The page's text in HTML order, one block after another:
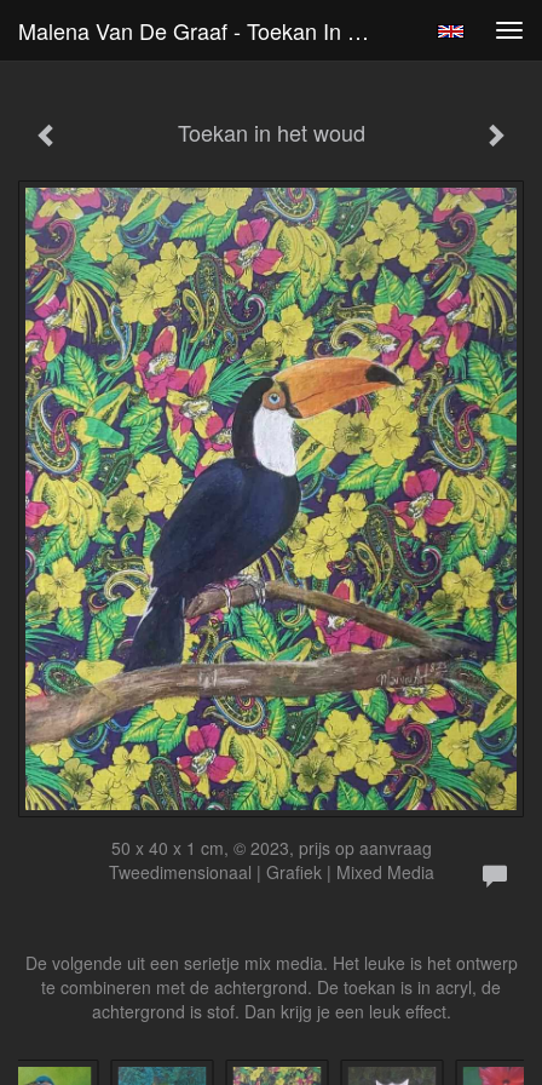
Malena Van De Graaf - Toekan In Het Woud
Toekan in het woud
50 x 40 x 1 cm, © 2023, prijs op aanvraag
Tweedimensionaal | Grafiek | Mixed Media
De volgende uit een serietje mix media. Het leuke is het ontwerp
te combineren met de achtergrond. De toekan is in acryl, de
achtergrond is stof. Dan krijg je een leuk effect.